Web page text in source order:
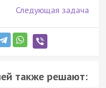
Следующая задача
также решают: